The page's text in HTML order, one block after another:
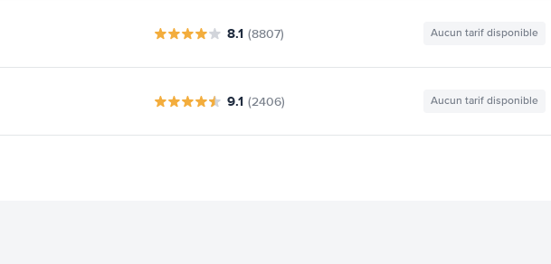
8.1 (8807) Aucun tarif disponible
9.1 (2406) Aucun tarif disponible